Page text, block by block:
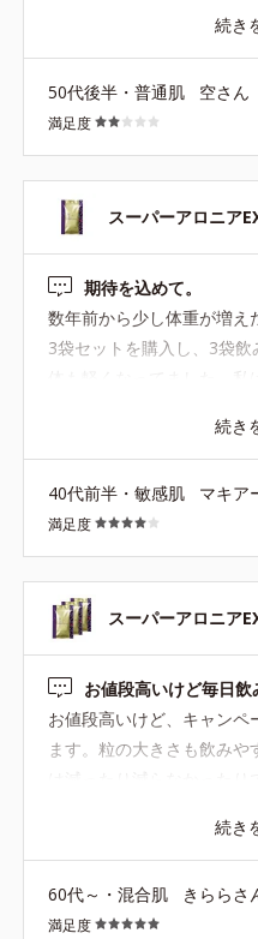
け、多少ですが運動も始
なかなか出ない現状が辛
わってくるのか分かればも
お高いのでそれに見合う効
す。 もう少し他の方の口
思います。
続き
50代後半・普通肌 空さん
満足度
スーパーアロニア
期待を込めて。
数年前から少し体重が増え
3袋セットを購入し、3袋
体も軽くなってました。
良くなっているように感
くくなってきていますが、
んでみます。少しお値段張
出てほしいです。
続き
40代前半・敏感肌 マキア
満足度
スーパーアロニア
お値段高いけど毎日
お値段高いけど、キャン
ます。粒の大きさも飲み
入れると体重は減りますね
続き
60代～・混合肌 きららさ
満足度